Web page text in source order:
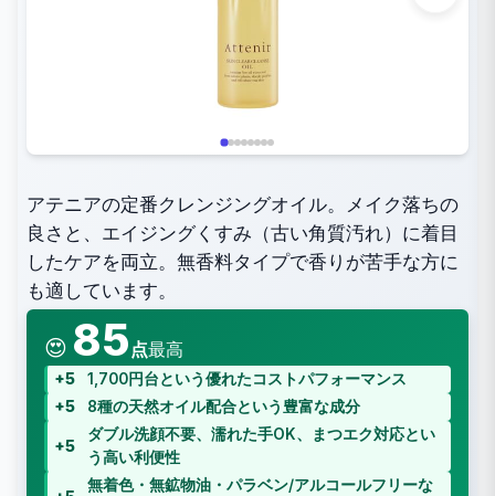
アテニアの定番クレンジングオイル。メイク落ちの
良さと、エイジングくすみ（古い角質汚れ）に着目
したケアを両立。無香料タイプで香りが苦手な方に
も適しています。
😍 85 点最高
+5
1,700円台という優れたコストパフォーマンス
+5
8種の天然オイル配合という豊富な成分
+5
ダブル洗顔不要、濡れた手OK、まつエク対応とい
う高い利便性
無着色・無鉱物油・パラベン/アルコールフリーな